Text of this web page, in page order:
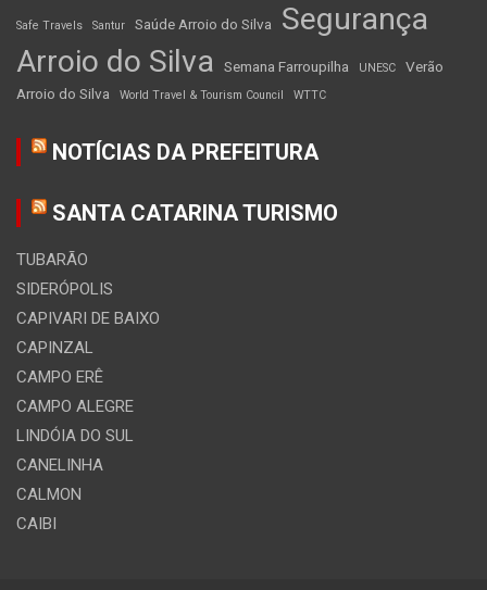
Safe Travels Santur Saúde Arroio do Silva
Segurança
Arroio do Silva
Semana Farroupilha UNESC
Verão
Arroio do Silva
World Travel & Tourism Council WTTC
NOTÍCIAS DA PREFEITURA
SANTA CATARINA TURISMO
TUBARÃO
SIDERÓPOLIS
CAPIVARI DE BAIXO
CAPINZAL
CAMPO ERÊ
CAMPO ALEGRE
LINDÓIA DO SUL
CANELINHA
CALMON
CAIBI